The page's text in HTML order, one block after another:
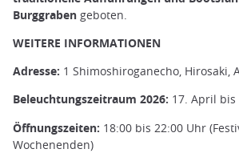
Burggraben geboten.
WEITERE INFORMATIONEN
Adresse: 1 Shimoshiroganecho, Hirosaki,
Beleuchtungszeitraum 2026: 17. April bis
Öffnungszeiten: 18:00 bis 22:00 Uhr
Wochenenden)